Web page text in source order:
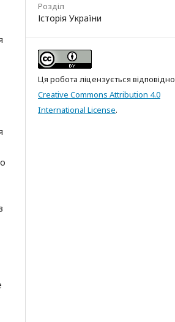
Розділ
Історія України
Ця робота ліцензується
Creative Commons Attribution 4.0
International License.